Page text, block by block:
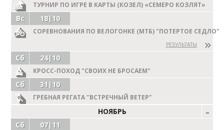
ТУРНИР ПО ИГРЕ В КАРТЫ (КОЗЕЛ) «СЕМЕРО КОЗЛЯТ»
Вс 18|10
СОРЕВНОВАНИЯ ПО ВЕЛОГОНКЕ (МТБ) "ПОТЕРТОЕ СЕДЛО"
РЕЗУЛЬТАТЫ
Сб 24|10
КРОСС-ПОХОД "СВОИХ НЕ БРОСАЕМ"
Сб 31|10
ГРЕБНАЯ РЕГАТА "ВСТРЕЧНЫЙ ВЕТЕР"
НОЯБРЬ
Сб
07|11